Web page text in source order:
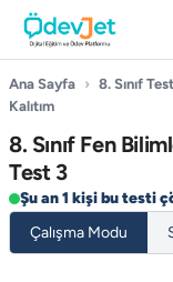
Ana Sayfa › 8. Sınıf
Kalıtım
8. Sınıf Fen
Test 3
Şu an 1 kişi bu testi
Çalışma Modu